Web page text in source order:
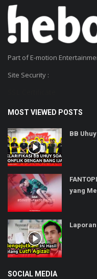
Part of E-motion
Site Security :
MOST VIEWED POSTS
BB
yang
SOCIAL MEDIA